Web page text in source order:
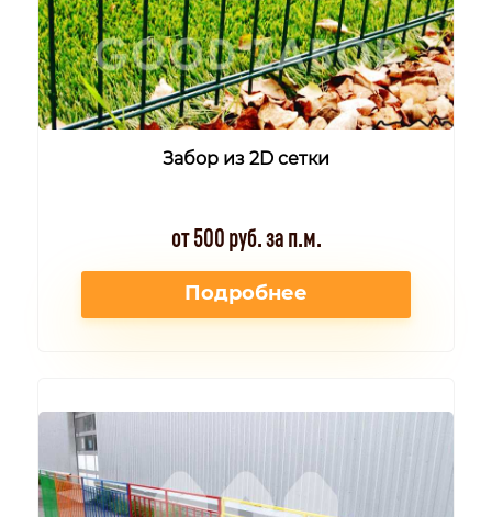
Забор из 2D сетки
от 500 руб. за п.м.
Подробнее